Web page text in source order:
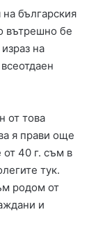
българския
вътрешно бе
на
от това
я прави още
40 г. съм в
тук.
родом от
и